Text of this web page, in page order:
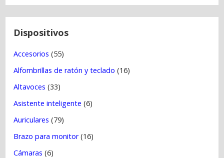
e
n
Dispositivos
Accesorios (55)
Alfombrillas de ratón y teclado (16)
Altavoces (33)
Asistente inteligente (6)
Auriculares (79)
Brazo para monitor(16)
Cámaras (6)